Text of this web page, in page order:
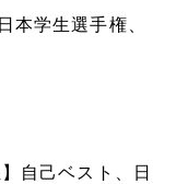
学生選手権、
自己ベスト、日